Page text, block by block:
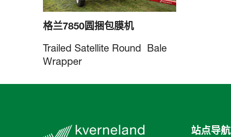
格兰7850圆捆包膜机
Trailed Satellite Round Bale
Wrapper
站点导航